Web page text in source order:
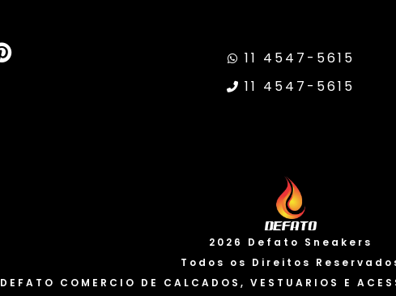
11 4547-5615
11 4547-5615
2026 Defato Sneakers
Todos os Direitos
DEFATO COMERCIO DE CALCADOS, VESTUARIOS E